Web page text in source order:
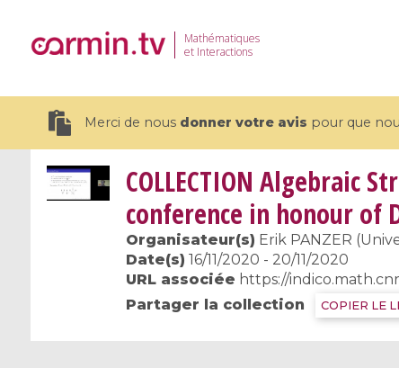
Mathématiques
et Interactions
Merci de nous donner votre avis pour que
19 videos
CEMRACS 2026 : Modeling and AI
for Environmental Transition /
quantum
COLLECTION Algebraic
conference in honour
Organisateur(s) Erik PANZER
Date(s) 16/11/2020 - 20/11/2020
URL associée https://
Partager la collection
COPIER LE